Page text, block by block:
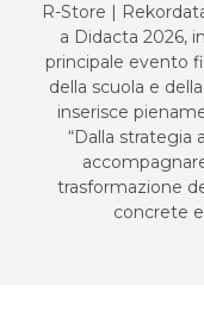
R-Store |
a Didacta 2026,
principale evento
della scuola e
inserisce
“Dalla strategia
trasformazione
concrete